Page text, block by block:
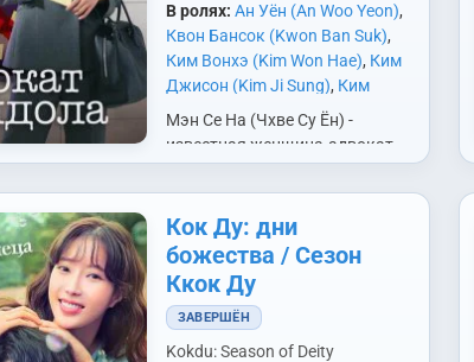
В ролях: Ан Уён (An Woo Yeon),
Квон Бансок (Kwon Ban Suk),
Ким Вонхэ (Kim Won Hae), Ким
Джисон (Kim Ji Sung), Ким
Джэён (Kim Jae Young)
Минсан (Kim Min Sang)
Джунгю (Nam Joong Gyu),О
Михва (Woo Mi Hwa)
(Jo Wan Ki),Чон Джэгван
(Jung Jae Kwang)
(Jung Man Shik)
(Choi Soo Young)
Мэн Се На (Чхве Су Ён) -
известная женщина-адвокат,
невиновность своего кумира
До Ра Ика. Её прозвали
«адвокатом лжецов» за то, что
она берётся за непопулярные…
Кок Ду: дни
божества / Сезон
Ккок Ду
ЗАВЕРШЁН
Kokdu: Season of Deity